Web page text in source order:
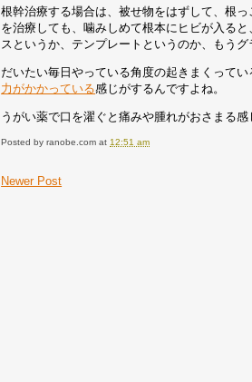
根幹治療する場合は、被せ物をはずして、根
を治療しても、噛みしめて根本にヒビが入る
スというか、テンプレートというのか、もう
だいたい毎日やっている角度の起きまくって
力がかかっている感じがするんですよね。
うがい薬で口を濯ぐと痛みや腫れがおさまる
Posted byranobe.com at 12:51 am
Newer Post